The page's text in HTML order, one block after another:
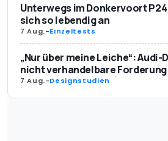
Unterwegs im Donkervoort
sich so lebendig an
7 Aug.-Einzeltests
„Nur über meine Leiche“:
nicht verhandelbare
7 Aug.-Designstudien